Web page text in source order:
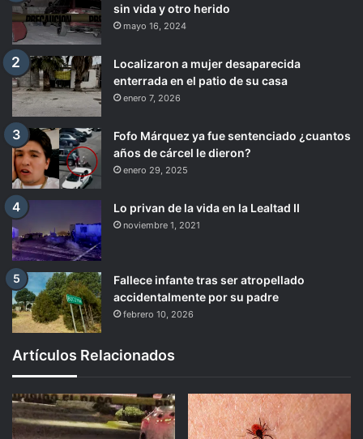
sin vida y otro herido
mayo 16, 2024
Localizaron a mujer desaparecida
enterrada en el patio de su casa
enero 7, 2026
Fofo Márquez ya fue sentenciado ¿cuantos
años de cárcel le dieron?
enero 29, 2025
Lo privan de la vida en la Lealtad II
noviembre 1, 2021
Fallece infante tras ser atropellado
accidentalmente por su padre
febrero 10, 2026
Artículos Relacionados